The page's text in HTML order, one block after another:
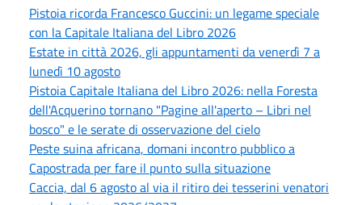
Pistoia ricorda Francesco Guccini: un legame speciale
con la Capitale Italiana del Libro 2026
Estate in città 2026, gli appuntamenti da venerdì 7 a
lunedì 10 agosto
Pistoia Capitale Italiana del Libro 2026: nella Foresta
dell'Acquerino tornano "Pagine all'aperto – Libri nel
bosco" e le serate di osservazione del cielo
Peste suina africana, domani incontro pubblico a
Capostrada per fare il punto sulla situazione
Caccia, dal 6 agosto al via il ritiro dei tesserini venatori